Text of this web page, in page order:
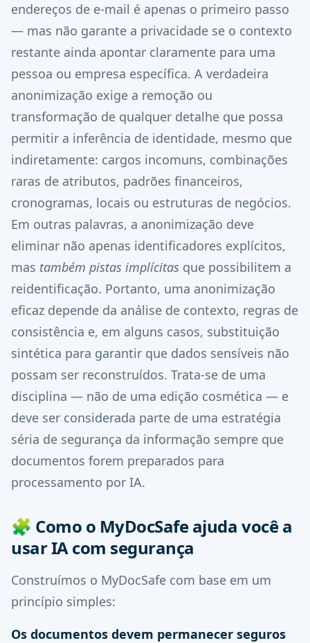
endereços de e-mail é apenas o primeiro passo
— mas não garante a privacidade se o contexto
restante ainda apontar claramente para uma
pessoa ou empresa específica. A verdadeira
anonimização exige a remoção ou
transformação de qualquer detalhe que possa
permitir a inferência de identidade, mesmo que
indiretamente: cargos incomuns, combinações
raras de atributos, padrões financeiros,
cronogramas, locais ou estruturas de negócios.
Em outras palavras, a anonimização deve
eliminar não apenas identificadores explícitos,
mas também pistas implícitas que possibilitem a
reidentificação. Portanto, uma anonimização
eficaz depende da análise de contexto, regras de
consistência e, em alguns casos, substituição
sintética para garantir que dados sensíveis não
possam ser reconstruídos. Trata-se de uma
disciplina — não de uma edição cosmética — e
deve ser considerada parte de uma estratégia
séria de segurança da informação sempre que
documentos forem preparados para
processamento por IA.
🧩 Como o MyDocSafe ajuda você a
usar IA com segurança
Construímos o MyDocSafe com base em um
princípio simples:
Os documentos devem permanecer seguros